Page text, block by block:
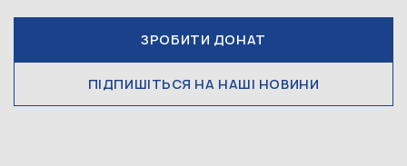
ЗРОБИТИ ДОНАТ
ПІДПИШІТЬСЯ НА НАШІ НОВИНИ